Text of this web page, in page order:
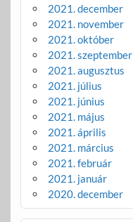
2021. december
2021. november
2021. október
2021. szeptember
2021. augusztus
2021. július
2021. június
2021. május
2021. április
2021. március
2021. február
2021. január
2020. december